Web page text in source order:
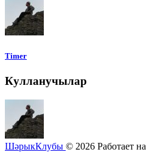
Timer
Кулланучылар
ШәрыкКлубы © 2026 Работает на